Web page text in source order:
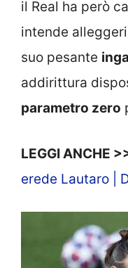
il Real ha però
intende
suo pesante
addirittura
parametro zero
LEGGI ANCHE
erede Lautaro |